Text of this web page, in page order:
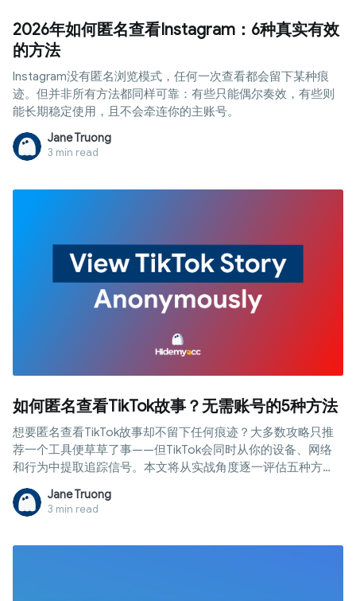
2026年如何匿名查看Instagram：6种真实有效
的方法
Instagram没有匿名浏览模式，任何一次查看都会留下某种痕
迹。但并非所有方法都同样可靠：有些只能偶尔奏效，有些则
能长期稳定使用，且不会牵连你的主账号。
Jane Truong
3 min read
如何匿名查看TikTok故事？无需账号的5种方法
想要匿名查看TikTok故事却不留下任何痕迹？大多数攻略只推
荐一个工具便草草了事——但TikTok会同时从你的设备、网络
和行为中提取追踪信号。本文将从实战角度逐一评估五种方
法，并揭示2026年唯一真正有效的隐私方案。
Jane Truong
3 min read